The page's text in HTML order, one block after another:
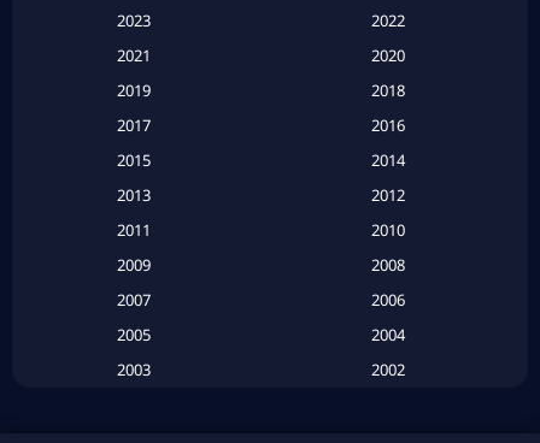
Based on a True Story สร้างจากเรื่องจริง(2)
Based on a True Story เรื่องจริง (16)
2023
2022
2021
2020
2019
2018
2017
2016
2015
2014
2013
2012
2011
2010
2009
2008
2007
2006
2005
2004
2003
2002